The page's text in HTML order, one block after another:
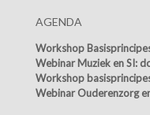
AGENDA
Workshop
Webinar Muziek en SI:
Workshop
Webinar Ouderenzorg